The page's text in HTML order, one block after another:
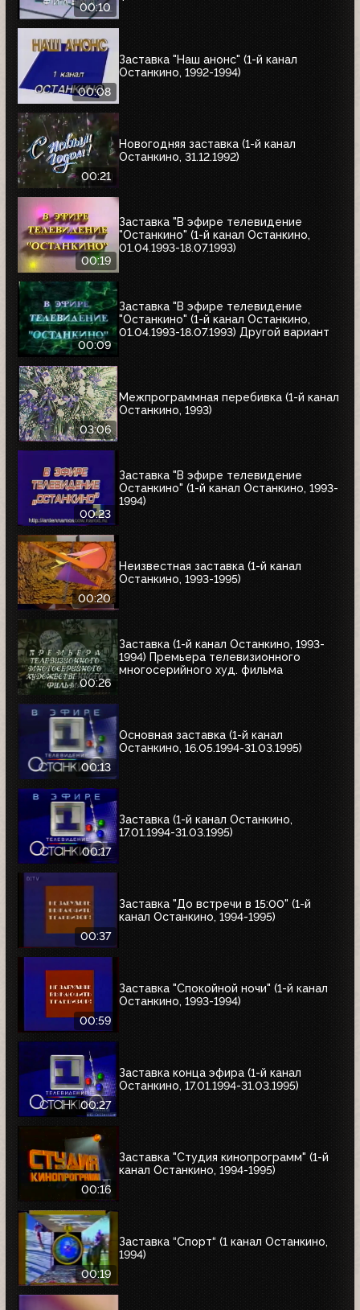
00:10
00:08
Заставка "Наш анонс" (1-й канал
Останкино, 1992-1994)
00:21
Новогодняя заставка (1-й канал
Останкино, 31.12.1992)
00:19
Заставка "В эфире телевидение
"Останкино" (1-й канал Останкино,
01.04.1993-18.07.1993)
00:09
Заставка "В эфире телевидение
"Останкино" (1-й канал Останкино,
01.04.1993-18.07.1993) Другой вариант
03:06
Межпрограммная перебивка (1-й канал
Останкино, 1993)
00:23
Заставка "В эфире телевидение
Останкино" (1-й канал Останкино, 1993-
1994)
00:20
Неизвестная заставка (1-й канал
Останкино, 1993-1995)
00:26
Заставка (1-й канал Останкино, 1993-
1994) Премьера телевизионного
многосерийного худ. фильма
00:13
Основная заставка (1-й канал
Останкино, 16.05.1994-31.03.1995)
00:17
Заставка (1-й канал Останкино,
17.01.1994-31.03.1995)
00:37
Заставка "До встречи в 15:00" (1-й
канал Останкино, 1994-1995)
00:59
Заставка "Спокойной ночи" (1-й канал
Останкино, 1993-1994)
00:27
Заставка конца эфира (1-й канал
Останкино, 17.01.1994-31.03.1995)
00:16
Заставка "Студия кинопрограмм" (1-й
канал Останкино, 1994-1995)
00:19
Заставка “Спорт“ (1 канал Останкино,
1994)